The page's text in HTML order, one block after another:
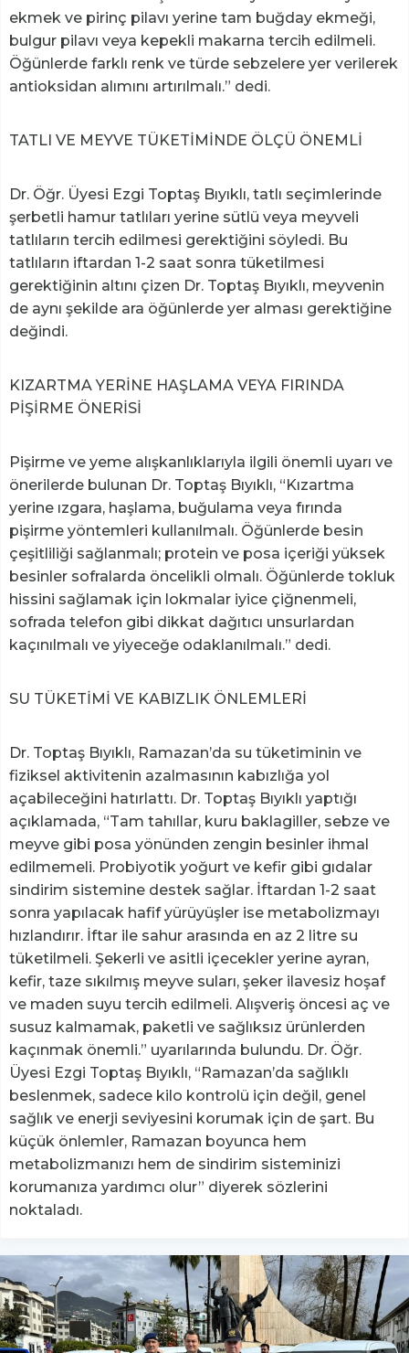
ekmek ve pirinç pilavı yerine tam buğday ekmeği,
bulgur pilavı veya kepekli makarna tercih edilmeli.
Öğünlerde farklı renk ve türde sebzelere yer verilerek
antioksidan alımını artırılmalı.” dedi.
TATLI VE MEYVE TÜKETİMİNDE ÖLÇÜ ÖNEMLİ
Dr. Öğr. Üyesi Ezgi Toptaş Bıyıklı, tatlı seçimlerinde
şerbetli hamur tatlıları yerine sütlü veya meyveli
tatlıların tercih edilmesi gerektiğini söyledi. Bu
tatlıların iftardan 1-2 saat sonra tüketilmesi
gerektiğinin altını çizen Dr. Toptaş Bıyıklı, meyvenin
de aynı şekilde ara öğünlerde yer alması gerektiğine
değindi.
KIZARTMA YERİNE HAŞLAMA VEYA FIRINDA
PİŞİRME ÖNERİSİ
Pişirme ve yeme alışkanlıklarıyla ilgili önemli uyarı ve
önerilerde bulunan Dr. Toptaş Bıyıklı, “Kızartma
yerine ızgara, haşlama, buğulama veya fırında
pişirme yöntemleri kullanılmalı. Öğünlerde besin
çeşitliliği sağlanmalı; protein ve posa içeriği yüksek
besinler sofralarda öncelikli olmalı. Öğünlerde tokluk
hissini sağlamak için lokmalar iyice çiğnenmeli,
sofrada telefon gibi dikkat dağıtıcı unsurlardan
kaçınılmalı ve yiyeceğe odaklanılmalı.” dedi.
SU TÜKETİMİ VE KABIZLIK ÖNLEMLERİ
Dr. Toptaş Bıyıklı, Ramazan’da su tüketiminin ve
fiziksel aktivitenin azalmasının kabızlığa yol
açabileceğini hatırlattı. Dr. Toptaş Bıyıklı yaptığı
açıklamada, “Tam tahıllar, kuru baklagiller, sebze ve
meyve gibi posa yönünden zengin besinler ihmal
edilmemeli. Probiyotik yoğurt ve kefir gibi gıdalar
sindirim sistemine destek sağlar. İftardan 1-2 saat
sonra yapılacak hafif yürüyüşler ise metabolizmayı
hızlandırır. İftar ile sahur arasında en az 2 litre su
tüketilmeli. Şekerli ve asitli içecekler yerine ayran,
kefir, taze sıkılmış meyve suları, şeker ilavesiz hoşaf
ve maden suyu tercih edilmeli. Alışveriş öncesi aç ve
susuz kalmamak, paketli ve sağlıksız ürünlerden
kaçınmak önemli.” uyarılarında bulundu. Dr. Öğr.
Üyesi Ezgi Toptaş Bıyıklı, “Ramazan’da sağlıklı
beslenmek, sadece kilo kontrolü için değil, genel
sağlık ve enerji seviyesini korumak için de şart. Bu
küçük önlemler, Ramazan boyunca hem
metabolizmanızı hem de sindirim sisteminizi
korumanıza yardımcı olur” diyerek sözlerini
noktaladı.